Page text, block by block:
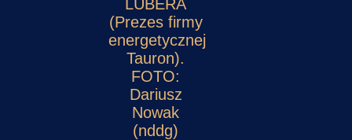
LUBERA
(Prezes firmy
energetycznej
Tauron).
FOTO:
Dariusz
Nowak
(nddg)